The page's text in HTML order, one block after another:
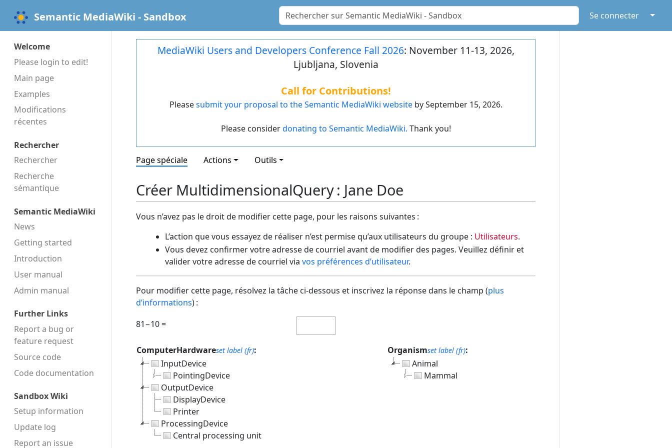
Semantic MediaWiki - Sandbox Se connecter ↓
Welcome
Please login to edit!
Main page
Examples
Modifications
récentes
Rechercher
Rechercher
Recherche
sémantique
Semantic MediaWiki
News
Getting started
Introduction
User manual
Admin manual
Further Links
Report a bug or
feature request
Source code
Code docu­mentation
Sandbox Wiki
Setup information
Update log
Report an issue
MediaWiki Users and Developers Conference Fall 2026: November 11-13, 2026,
Ljubljana, Slovenia
Call for Contributions!
Pleasesubmit your proposal to the Semantic MediaWiki websiteby September 15, 2026.
Please considerdonating to Semantic MediaWiki. Thank you!
Page spéciale Actions Outils
Créer MultidimensionalQuery : Jane Doe
Vous n’avez pas le droit de modifier cette page, pour les raisons suivantes :
L’action que vous essayez de réaliser n’est permise qu’aux utilisateurs du groupe : Utilisateurs.
Vous devez confirmer votre adresse de courriel avant de modifier des pages. Veuillez définir et
valider votre adresse de courriel via vos préférences d’utilisateur.
Pour modifier cette page, résolvez la tâche ci-dessous et inscrivez la réponse dans le champ (plus
d’informations) :
81−10 =
ComputerHardwareset label (fr): Organismset label (fr):
InputDevice
PointingDevice
OutputDevice
DisplayDevice
Printer
ProcessingDevice
Central processing unit
Animal
Mammal